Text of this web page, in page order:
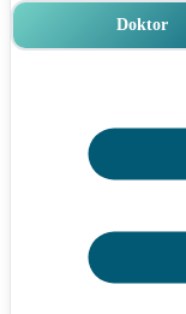
Doktor